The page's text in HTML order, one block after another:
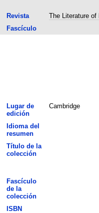
Revista The Literature
Fascículo
Lugar de
edición
Cambridge
Idioma del
resumen
Título de la
colección
Fascículo
de la
colección
ISBN